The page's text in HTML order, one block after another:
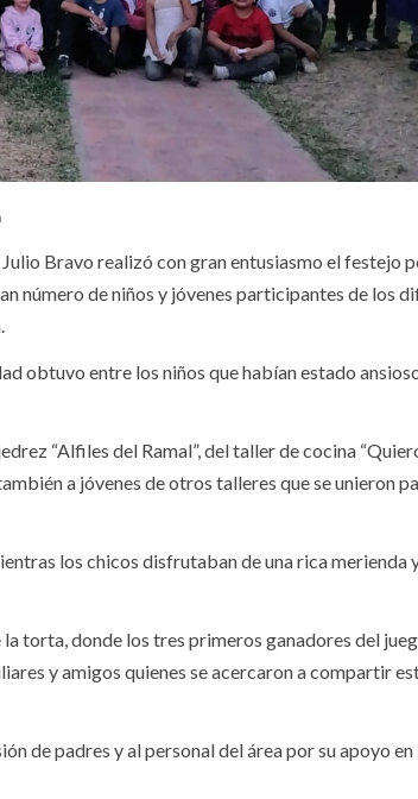
Bravo realizó con gran entusiasmo el festejo
número de niños y jóvenes participantes de los
obtuvo entre los niños que habían estado
“Alfiles del Ramal”, del taller de cocina
a jóvenes de otros talleres que se unieron
los chicos disfrutaban de una rica merienda
torta, donde los tres primeros ganadores del
y amigos quienes se acercaron a compartir
de padres y al personal del área por su apoyo